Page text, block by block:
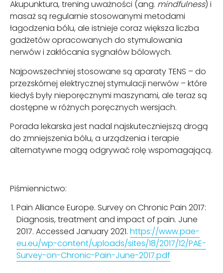
Akupunktura, trening uważności (ang. mindfulness) i
masaż są regularnie stosowanymi metodami
łagodzenia bólu, ale istnieje coraz większa liczba
gadżetów opracowanych do stymulowania
nerwów i zakłócania sygnałów bólowych.
Najpowszechniej stosowane są aparaty TENS – do
przezskórnej elektrycznej stymulacji nerwów – które
kiedyś były nieporęcznymi maszynami, ale teraz są
dostępne w różnych poręcznych wersjach.
Porada lekarska jest nadal najskuteczniejszą drogą
do zmniejszenia bólu, a urządzenia i terapie
alternatywne mogą odgrywać rolę wspomagającą.
Piśmiennictwo:
Pain Alliance Europe. Survey on Chronic Pain 2017:
Diagnosis, treatment and impact of pain. June
2017. Accessed January 2021. https://www.pae-
eu.eu/wp-content/uploads/sites/18/2017/12/PAE-
Survey-on-Chronic-Pain-June-2017.pdf